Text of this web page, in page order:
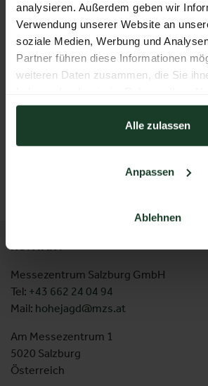
analysieren. Außerdem geben wir
Verwendung unserer Website an
soziale Medien, Werbung und
Partner führen diese Informationen
weiteren Daten zusammen, die Sie
gesammelt haben.
Alle zulassen
Anpassen
Ablehnen
Trachtenrock Romi in der
ZURÜCK ZUM AUSSTELLER
KONTAKT
Messezentrum Salzburg GmbH
Tel: +43 662 24 04 94
Mail: hohejagd@mzs.at
Am Messezentrum 1
5020 Salzburg
Österreich